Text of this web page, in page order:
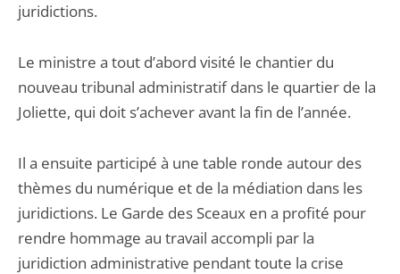
juridictions.
Le ministre a tout d’abord visité le chantier du
nouveau tribunal administratif dans le quartier de la
Joliette, qui doit s’achever avant la fin de l’année.
Il a ensuite participé à une table ronde autour des
thèmes du numérique et de la médiation dans les
juridictions. Le Garde des Sceaux en a profité pour
rendre hommage au travail accompli par la
juridiction administrative pendant toute la crise